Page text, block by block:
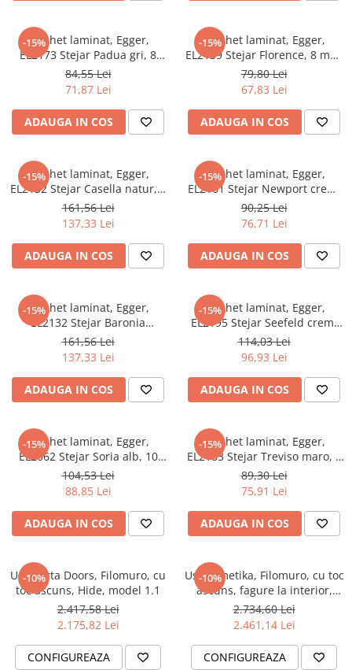
Timeless 12mm
Woodstock 8mm
Woodstock PRO 8mm
Woodstock XL 10mm
Woodstock XL 8mm
ADO Floor - SPC
Finsa - Laminat
Finfloor 12mm
Finfloor XL 10mm
Style 8mm
Supreme 8mm
Kaindl - Laminat
Advanced 8 mm
Amazone 10 mm
Evolution 12 mm
Exquisit 8 mm
Herringbone 8 mm
Progress 10 mm
Robusto 12 mm
-15%
Parchet laminat, Egger,
EL2173 Stejar Padua gri, 8
mm, 4V, AQ24, Stay Timeless
84,55 Lei
71,87 Lei
ADAUGA IN COS
-15%
Parchet laminat, Egger,
EL2139 Stejar Florence, 8 mm,
4V, AQ24, Stay Timeless
79,80 Lei
67,83 Lei
ADAUGA IN COS
-15%
Parchet laminat, Egger,
EL2152 Stejar Casella natur, 8
mm, 4V, Stay Timeless
161,56 Lei
137,33 Lei
ADAUGA IN COS
-15%
Parchet laminat, Egger,
EL2161 Stejar Newport crem,
8 mm, 4V, AQ24, Stay
Timeless
90,25 Lei
76,71 Lei
ADAUGA IN COS
-15%
Parchet laminat, Egger,
EL2132 Stejar Baronia
deschis, 8 mm, 4V, Stay
Timeless
161,56 Lei
137,33 Lei
ADAUGA IN COS
-15%
Parchet laminat, Egger,
EL2195 Stejar Seefeld crem,
10 mm, 4V, AQ24, Stay
Timeless
114,03 Lei
96,93 Lei
ADAUGA IN COS
-15%
Parchet laminat, Egger,
EL2062 Stejar Soria alb, 10
mm, 4V, AQ24, Stay Timeless
104,53 Lei
88,85 Lei
ADAUGA IN COS
-15%
Parchet laminat, Egger,
EL2183 Stejar Treviso maro, 8
mm, 4V, AQ24, Stay Timeless
89,30 Lei
75,91 Lei
ADAUGA IN COS
-10%
Usa Porta Doors, Filomuro, cu
toc ascuns, Hide, model 1.1
2.417,58 Lei
2.175,82 Lei
CONFIGUREAZA
-10%
Usa Ermetika, Filomuro, cu toc
ascuns, fagure la interior,
înălțime gol 2150
2.734,60 Lei
2.461,14 Lei
CONFIGUREAZA